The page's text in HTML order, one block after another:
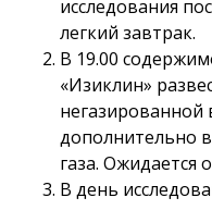
исследования
легкий завтрак.
В 19.00
«Изиклин»
негазированной
дополнительно
газа. Ожидается
В день